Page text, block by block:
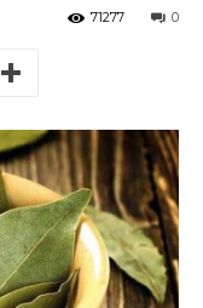
0
71277